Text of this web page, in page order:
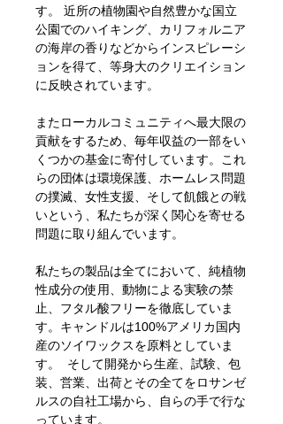
す。 近所の植物園や自然豊かな国立
公園でのハイキング、カリフォルニア
の海岸の香りなどからインスピレーシ
ョンを得て、等身大のクリエイション
に反映されています。
またローカルコミュニティへ最大限の
貢献をするため、毎年収益の一部をい
くつかの基金に寄付しています。これ
らの団体は環境保護、ホームレス問題
の撲滅、女性支援、そして飢餓との戦
いという、私たちが深く関心を寄せる
問題に取り組んでいます。
私たちの製品は全てにおいて、純植物
性成分の使用、動物による実験の禁
止、フタル酸フリーを徹底していま
す。キャンドルは100%アメリカ国内
産のソイワックスを原料としていま
す。 そして開発から生産、試験、包
装、営業、出荷とその全てをロサンゼ
ルスの自社工場から、自らの手で行な
っています。